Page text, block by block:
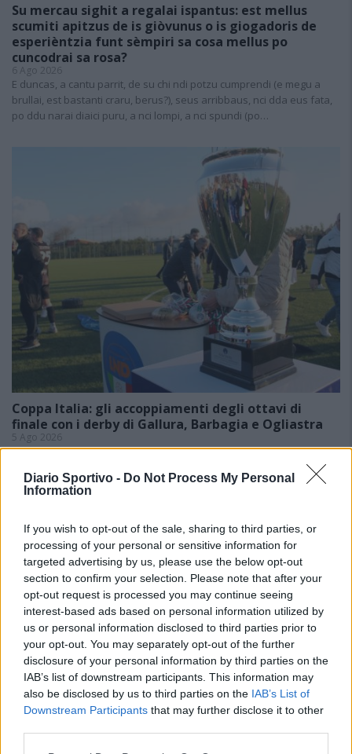
Diario Sportivo - Do Not Process My Personal
Information
If you wish to opt-out of the sale, sharing to third parties, or
processing of your personal or sensitive information for
targeted advertising by us, please use the below opt-out
section to confirm your selection. Please note that after your
opt-out request is processed you may continue seeing
interest-based ads based on personal information utilized by
us or personal information disclosed to third parties prior to
your opt-out. You may separately opt-out of the further
disclosure of your personal information by third parties on the
IAB’s list of downstream participants. This information may
also be disclosed by us to third parties on the IAB’s List of
Downstream Participants that may further disclose it to other
Su mercau sighit a regalai ispantus: est mellus
scumiti apitzus de is giòvunus o is giogadoris de
esperièntzia funt sèmpiri sa cosa mellus po
cuncodrai sa rosa?
6 Ago 2026
E duncas, a cantu parrit, de su chi ndi potzu cumprendi (e megu a
brullai, est bastanti craru, berus?), seus arribbaus, nci dda eus fata,
po ddu narai diaici puru, a nci lompi, a nci spundi (po…
Coppa Italia: gli accoppiamenti degli ottavi di
finale con i derby di Gallura, Barbagia e Ogliastra
5 Ago 2026
Con il campionato di Eccellenza che avrà inizio domenica 13
settembre, il Comitato Regionale ufficializza anche le date della
Coppa Italia in programma domenica 30 agosto (andata) e domenica
6…
Il CR sardo esclude anche l'Olbia: l'Usinese è
in Eccellenza, il Fonni sale in Promozione
5 Ago 2026
Caos Tempio, Sechi lascia: «Il mio impegno
finisce qui, troppe complicazioni coi
problemi extra calcio»
2 Ago 2026
L'Iglesias si rinforza con Papa Seck e
Diawara, al Bonorva il difensore Balbo
1 Ago 2026